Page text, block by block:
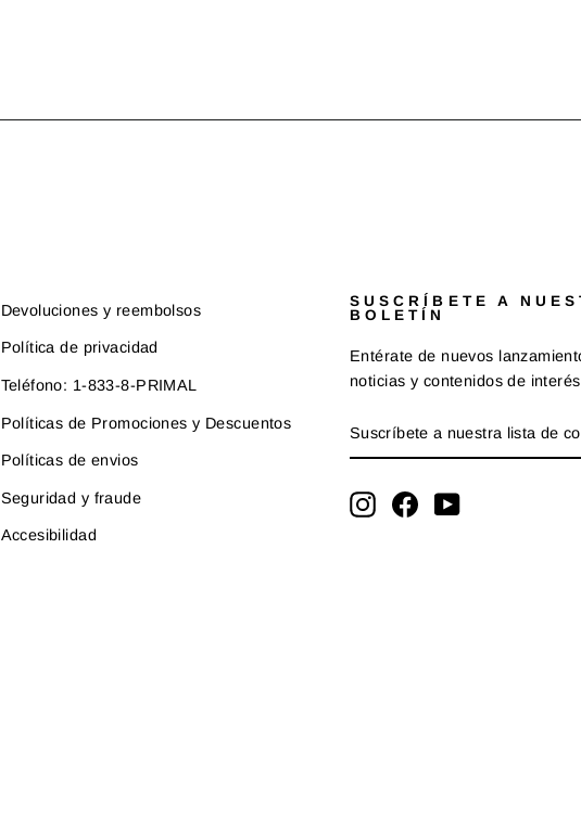
Devoluciones y reembolsos
Política de privacidad
Teléfono: 1-833-8-PRIMAL
Políticas de Promociones y Descuentos
Políticas de envios
Seguridad y fraude
Accesibilidad
SUSCRÍBETE A
BOLETÍN
Entérate de nuevos
noticias y contenidos de
A
NUESTRA
DE
CORREO
InstagramFacebookYouTube